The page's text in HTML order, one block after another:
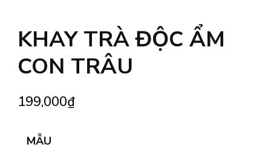
KHAY TRÀ ĐỘC ẨM
CON TRÂU
199,000₫
MẪU